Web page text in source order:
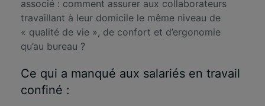
associé : comment assurer aux collaborateurs
travaillant à leur domicile le même niveau de
« qualité de vie », de confort et d’ergonomie
qu’au bureau ?
Ce qui a manqué aux salariés en travail
confiné :